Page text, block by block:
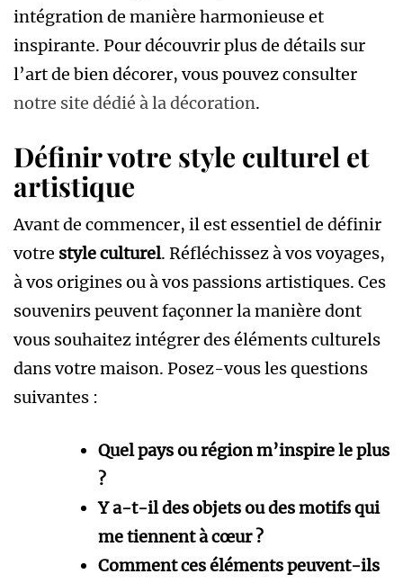
intégration de manière harmonieuse et
inspirante. Pour découvrir plus de détails sur
l’art de bien décorer, vous pouvez consulter
notre site dédié à la décoration.
Définir votre style culturel et
artistique
Avant de commencer, il est essentiel de définir
votre style culturel. Réfléchissez à vos voyages,
à vos origines ou à vos passions artistiques. Ces
souvenirs peuvent façonner la manière dont
vous souhaitez intégrer des éléments culturels
dans votre maison. Posez-vous les questions
suivantes :
Quel pays ou région m’inspire le plus
?
Y a-t-il des objets ou des motifs qui
me tiennent à cœur ?
Comment ces éléments peuvent-ils